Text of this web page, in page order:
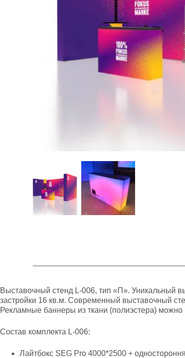
Выставочный стенд L-006, тип «П». Уникальный
застройки 16 кв.м. Современный выставочный
Рекламные баннеры из ткани (полиэстера) можно
Состав комплекта L-006:
Лайтбокс SEG Pro 4000*2500 +